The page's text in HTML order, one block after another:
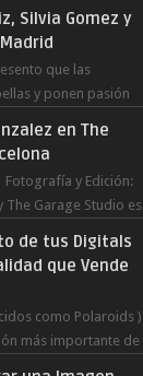
Silvia Gomez y
que las
y ponen pasión
en The
y Edición:
The Garage Studio es
de tus Digitals
que Vende
como Polaroids )
más importante de